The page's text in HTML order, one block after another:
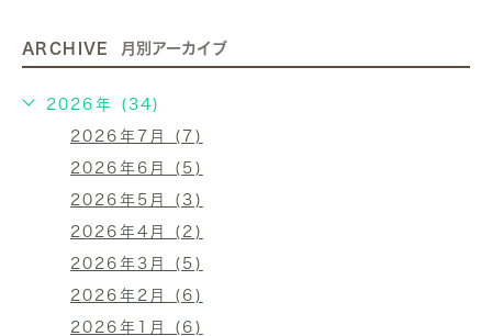
ARCHIVE 月別アーカイブ
2026年 (34)
2026年7月 (7)
2026年6月 (5)
2026年5月 (3)
2026年4月 (2)
2026年3月 (5)
2026年2月 (6)
2026年1月 (6)